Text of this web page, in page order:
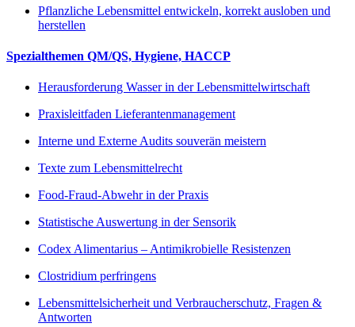
Pflanzliche Lebensmittel entwickeln, korrekt ausloben und
herstellen
Spezialthemen QM/QS, Hygiene, HACCP
Herausforderung Wasser in der Lebensmittelwirtschaft
Praxisleitfaden Lieferantenmanagement
Interne und Externe Audits souverän meistern
Texte zum Lebensmittelrecht
Food-Fraud-Abwehr in der Praxis
Statistische Auswertung in der Sensorik
Codex Alimentarius – Antimikrobielle Resistenzen
Clostridium perfringens
Lebensmittelsicherheit und Verbraucherschutz, Fragen &
Antworten